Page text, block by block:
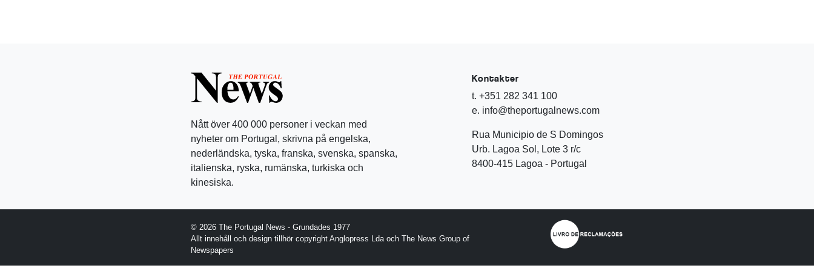
Nått över 400 000 personer i veckan med
nyheter om Portugal, skrivna på engelska,
nederländska, tyska, franska, svenska, spanska,
italienska, ryska, rumänska, turkiska och
kinesiska.
Kontakter
t. +351 282 341 100
e. info@theportugalnews.com
Rua Municipio de S Domingos
Urb. Lagoa Sol, Lote 3 r/c
8400-415 Lagoa - Portugal
© 2026 The Portugal News - Grundades 1977
Allt innehåll och design tillhör copyright Anglopress Lda och The News Group of
Newspapers